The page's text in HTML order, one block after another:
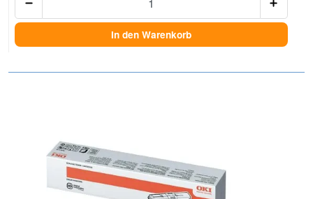
In den Warenkorb